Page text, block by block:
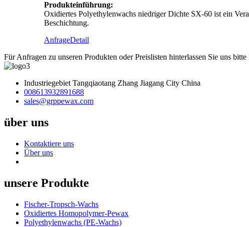
Produkteinführung:
Oxidiertes Polyethylenwachs niedriger Dichte SX-60 ist ein
Beschichtung.
AnfrageDetail
Für Anfragen zu unseren Produkten oder Preislisten hinterlassen Sie uns
Industriegebiet Tangqiaotang Zhang Jiagang City China
008613932891688
sales@grppewax.com
über uns
Kontaktiere uns
Über uns
unsere Produkte
Fischer-Tropsch-Wachs
Oxidiertes Homopolymer-Pewax
Polyethylenwachs (PE-Wachs)